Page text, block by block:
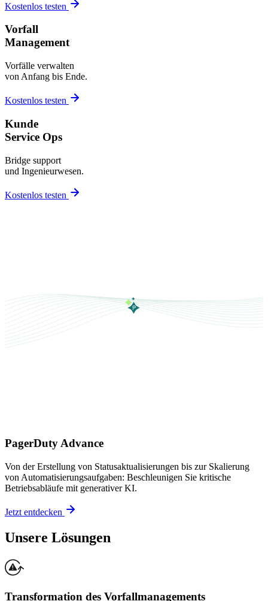
Kostenlos testen
Vorfall
Management
Vorfälle verwalten
von Anfang bis Ende.
Kostenlos testen
Kunde
Service Ops
Bridge support
und Ingenieurwesen.
Kostenlos testen
PagerDuty Advance
Von der Erstellung von Statusaktualisierungen bis zur Skalierung
von Automatisierungsaufgaben: Beschleunigen Sie kritische
Betriebsabläufe mit generativer KI.
Jetzt entdecken
Unsere Lösungen
Transformation des Vorfallmanagements